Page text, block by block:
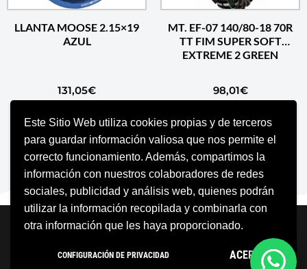
Este Sitio Web utiliza cookies propias y de terceros
para guardar información valiosa que nos permite el
correcto funcionamiento. Además, compartimos la
información con nuestros colaboradores de redes
sociales, publicidad y análisis web, quienes podrán
utilizar la información recopilada y combinarla con
otra información que les haya proporcionado.
CONFIGURACIÓN DE PRIVACIDAD ACEPTO
LLANTA MOOSE 2.15×19
AZUL
131,05€
AÑADIR AL CARRITO
MT. EF-07 140/80-18 70R
TT FIM SUPER SOFT
EXTREME 2 GREEN
98,01€
AÑADIR AL CARRITO
Neve | Funciona gracias a WordPress
Condiciones Generales